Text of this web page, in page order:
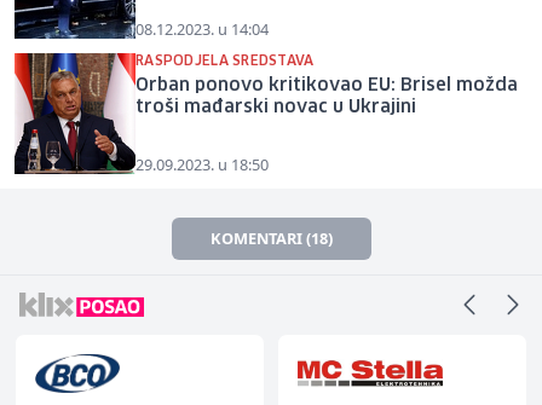
08.12.2023. u 14:04
RASPODJELA SREDSTAVA
Orban ponovo kritikovao EU: Brisel možda
troši mađarski novac u Ukrajini
29.09.2023. u 18:50
KOMENTARI (18)